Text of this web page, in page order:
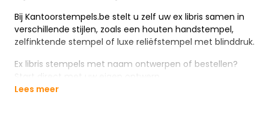
Bij Kantoorstempels.be stelt u zelf uw ex libris samen in
verschillende stijlen, zoals een houten handstempel,
zelfinktende stempel of luxe reliëfstempel met blinddruk.
Ex libris stempels met naam ontwerpen of bestellen?
Start direct met uw eigen ontwerp.
Lees meer